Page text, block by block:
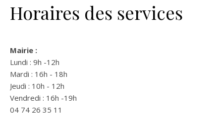
Horaires des services
Mairie :
Lundi : 9h -12h
Mardi : 16h - 18h
Jeudi : 10h - 12h
Vendredi : 16h -19h
04 74 26 35 11